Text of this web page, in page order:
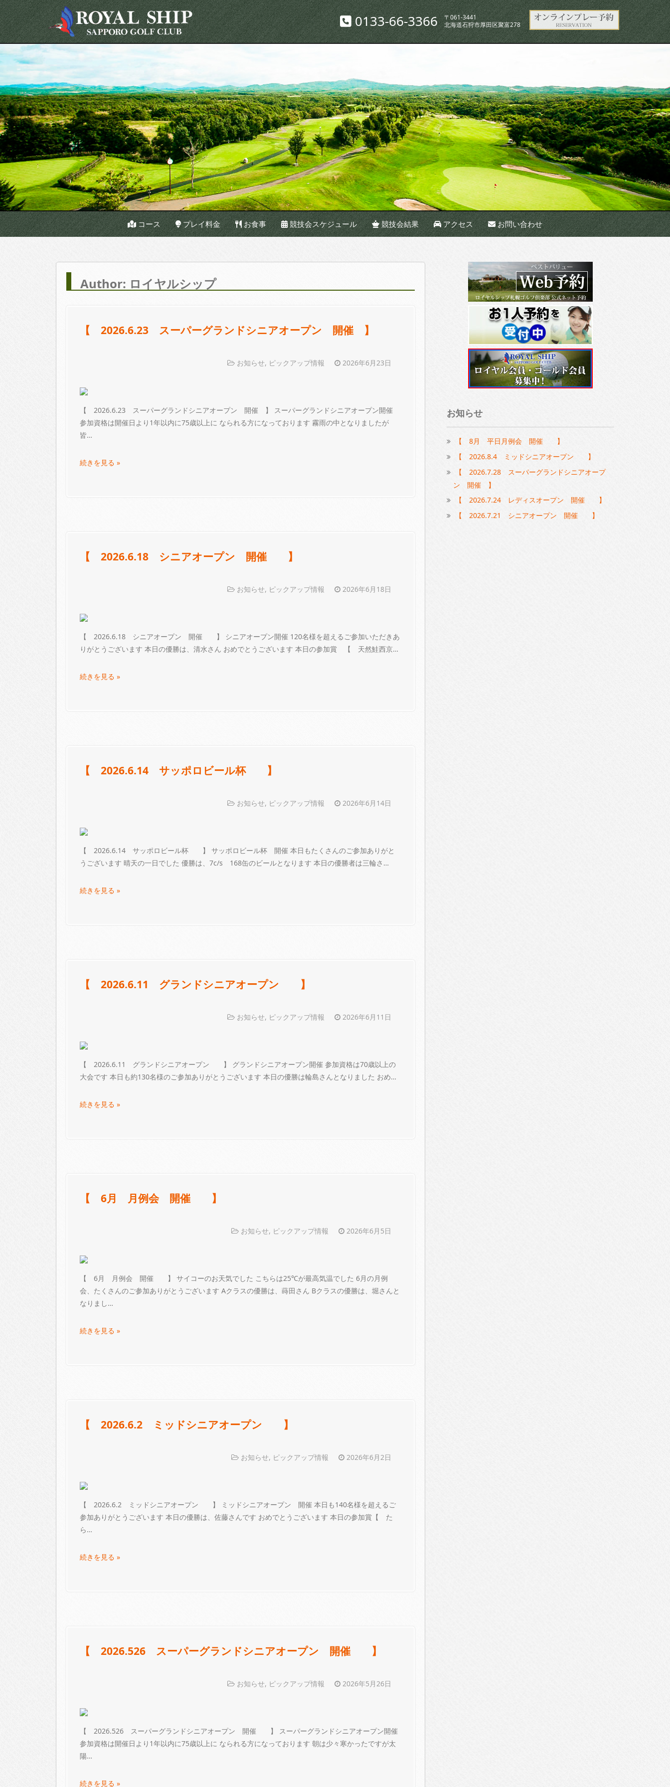
0133-66-3366
〒061-3441
北海道石狩市厚田区聚富278
コース プレイ料金 お食事 競技会スケジュール 競技会結果 アクセス お問い合わせ
Author: ロイヤルシップ
【 2026.6.23 スーパーグランドシニアオープン 開催 】
2026年6月23日
お知らせ, ピックアップ情報
【 2026.6.23 スーパーグランドシニアオープン 開催 】 スーパーグランドシニアオープン開催
参加資格は開催日より1年以内に75歳以上に なられる方になっております 霧雨の中となりましたが
皆…
続きを見る »
【 2026.6.18 シニアオープン 開催 】
2026年6月18日
お知らせ, ピックアップ情報
【 2026.6.18 シニアオープン 開催 】 シニアオープン開催 120名様を超えるご参加いただきあ
りがとうございます 本日の優勝は、清水さん おめでとうございます 本日の参加賞 【 天然鮭西京…
続きを見る »
【 2026.6.14 サッポロビール杯 】
2026年6月14日
お知らせ, ピックアップ情報
【 2026.6.14 サッポロビール杯 】 サッポロビール杯 開催 本日もたくさんのご参加ありがと
うございます 晴天の一日でした 優勝は、7c/s 168缶のビールとなります 本日の優勝者は三輪さ…
続きを見る »
【 2026.6.11 グランドシニアオープン 】
2026年6月11日
お知らせ, ピックアップ情報
【 2026.6.11 グランドシニアオープン 】 グランドシニアオープン開催 参加資格は70歳以上の
大会です 本日も約130名様のご参加ありがとうございます 本日の優勝は輪島さんとなりました おめ…
続きを見る »
【 6月 月例会 開催 】
2026年6月5日
お知らせ, ピックアップ情報
【 6月 月例会 開催 】 サイコーのお天気でした こちらは25℃が最高気温でした 6月の月例
会、たくさんのご参加ありがとうございます Aクラスの優勝は、蒔田さん Bクラスの優勝は、堀さんと
なりまし…
続きを見る »
【 2026.6.2 ミッドシニアオープン 】
2026年6月2日
お知らせ, ピックアップ情報
【 2026.6.2 ミッドシニアオープン 】 ミッドシニアオープン 開催 本日も140名様を超えるご
参加ありがとうございます 本日の優勝は、佐藤さんです おめでとうございます 本日の参加賞【 た
ら…
続きを見る »
【 2026.526 スーパーグランドシニアオープン 開催 】
2026年5月26日
お知らせ, ピックアップ情報
【 2026.526 スーパーグランドシニアオープン 開催 】 スーパーグランドシニアオープン開催
参加資格は開催日より1年以内に75歳以上に なられる方になっております 朝は少々寒かったですが太
陽…
続きを見る »
お知らせ
【 8月 平日月例会 開催 】
【 2026.8.4 ミッドシニアオープン 】
【 2026.7.28 スーパーグランドシニアオープ
ン 開催 】
【 2026.7.24 レディスオープン 開催 】
【 2026.7.21 シニアオープン 開催 】